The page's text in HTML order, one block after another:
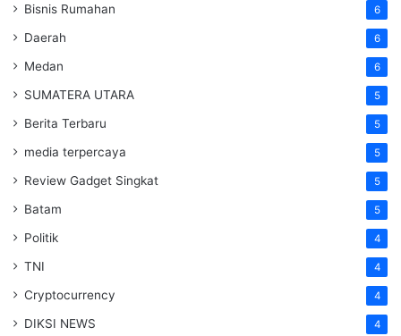
Bisnis Rumahan 6
Daerah 6
Medan 6
SUMATERA UTARA 5
Berita Terbaru 5
media terpercaya 5
Review Gadget Singkat 5
Batam 5
Politik 4
TNI 4
Cryptocurrency 4
DIKSI NEWS 4